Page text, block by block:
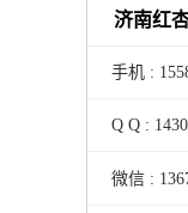
济南红
手机 :
Q Q :
微信 :